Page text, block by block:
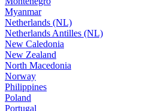
Myanmar
Netherlands (NL)
Netherlands Antilles (NL)
New Caledonia
New Zealand
North Macedonia
Norway
Philippines
Poland
Portugal